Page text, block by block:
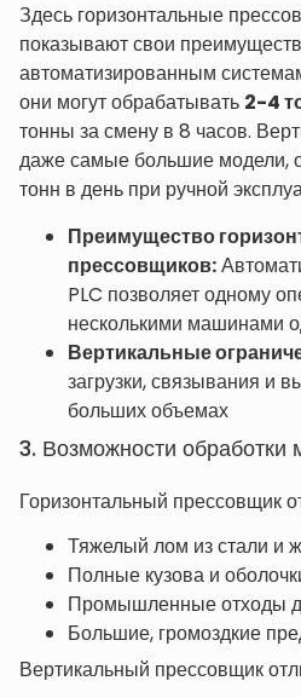
Здесь горизонтальные
показывают свои
автоматизированным
они могут обрабатывать 2-4
тонны за смену в 8 часов.
даже самые большие модели,
тонн в день при ручной
Преимущество
прессовщиков:
PLC позволяет одному
несколькими машинами
Вертикальные
загрузки, связывания и
больших объемах
3. Возможности обработки
Горизонтальный прессовщик
Тяжелый лом из стали и
Полные кузова и
Промышленные отходы
Большие, громоздкие
Вертикальный прессовщик